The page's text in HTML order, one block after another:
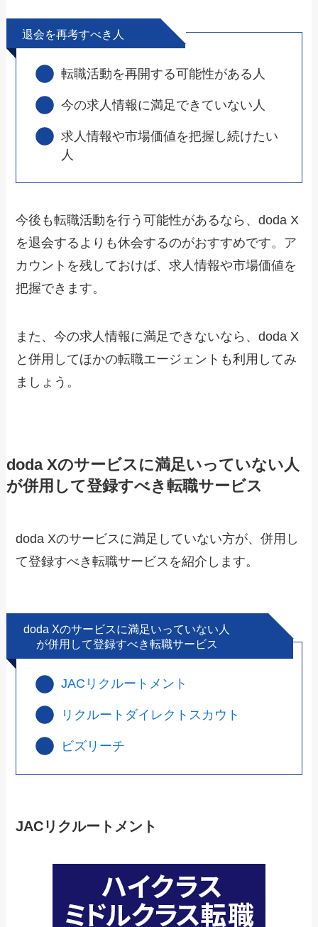
退会を再考すべき人
転職活動を再開する可能性がある人
今の求人情報に満足できていない人
求人情報や市場価値を把握し続けたい
人
今後も転職活動を行う可能性があるなら、doda X
を退会するよりも休会するのがおすすめです。ア
カウントを残しておけば、求人情報や市場価値を
把握できます。
また、今の求人情報に満足できないなら、doda X
と併用してほかの転職エージェントも利用してみ
ましょう。
doda Xのサービスに満足いっていない人
が併用して登録すべき転職サービス
doda Xのサービスに満足していない方が、併用し
て登録すべき転職サービスを紹介します。
doda Xのサービスに満足いっていない人
が併用して登録すべき転職サービス
JACリクルートメント
リクルートダイレクトスカウト
ビズリーチ
JACリクルートメント